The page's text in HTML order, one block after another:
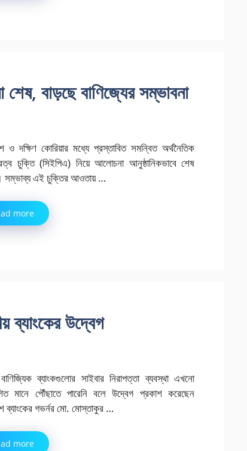
বাড়ছে বাণিজ্যের সম্ভাবনা
ও দক্ষিণ কোরিয়ার মধ্যে প্রস্তাবিত সমন্বিত অর্থনৈতিক
চুক্তি (সিইপিএ) নিয়ে আলোচনা আনুষ্ঠানিকভাবে শেষ
সম্ভাব্য এই চুক্তির আওতায় …
more
ব্যাংকের উদ্বেগ
ব্যাংকগুলোর সাইবার নিরাপত্তা ব্যবস্থা এখনো
মানে পৌঁছাতে পারেনি বলে উদ্বেগ প্রকাশ করেছেন
ব্যাংকের গভর্নর মো. মোস্তাকুর …
more